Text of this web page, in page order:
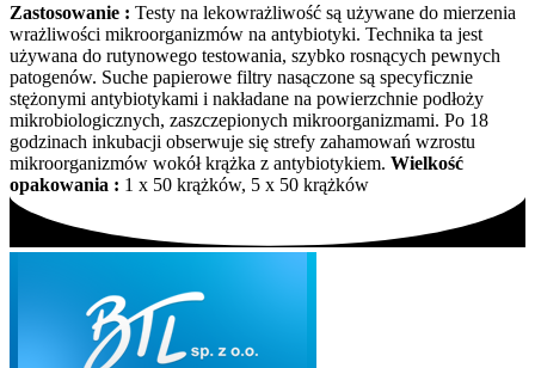
Zastosowanie : Testy na lekowrażliwość są używane do mierzenia
wrażliwości mikroorganizmów na antybiotyki. Technika ta jest
używana do rutynowego testowania, szybko rosnących pewnych
patogenów. Suche papierowe filtry nasączone są specyficznie
stężonymi antybiotykami i nakładane na powierzchnie podłoży
mikrobiologicznych, zaszczepionych mikroorganizmami. Po 18
godzinach inkubacji obserwuje się strefy zahamowań wzrostu
mikroorganizmów wokół krążka z antybiotykiem. Wielkość
opakowania : 1 x 50 krążków, 5 x 50 krążków